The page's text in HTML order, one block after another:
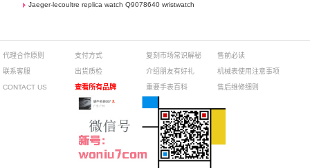
Jaeger-lecoultre replica watch Q9078640 wristwatch
代理合作原则
联系客服
CONTACT US
支付方式
出货质检
查看所有品牌
复刻市场常识解秘
介绍朋友有好礼
重要手表百科
售前必读
机械表使用注意事项
售后维修细则